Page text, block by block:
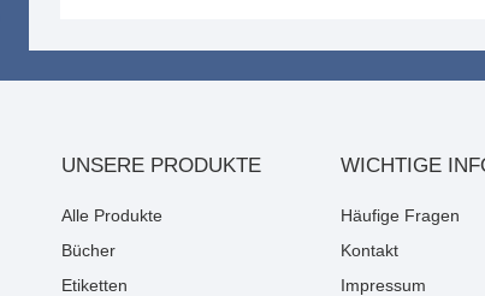
UNSERE PRODUKTE
Alle Produkte
Bücher
Etiketten
WICHTIGE
Häufige Fragen
Kontakt
Impressum